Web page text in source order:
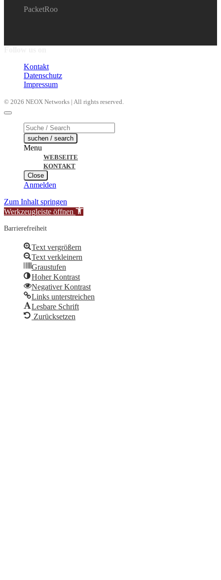
PacketRoo
Kontakt
Datenschutz
Impressum
© 2026 NEOX Networks | All rights reserved.
Products
search
suchen / search
Menu
WEBSEITE
KONTAKT
Close
Anmelden
Zum Inhalt springen
Werkzeugleiste öffnen
Barrierefreiheit
Text vergrößern
Text verkleinern
Graustufen
Hoher Kontrast
Negativer Kontrast
Links unterstreichen
Lesbare Schrift
Zurücksetzen